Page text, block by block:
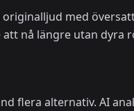
med
nå längre utan dyra
flera alternativ. AI